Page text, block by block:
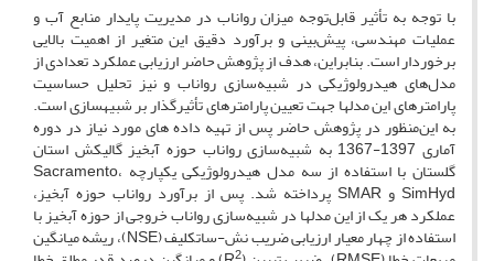
با توجه به تأثیر قابل‌توجه میزان رواناب در مدیریت پایدار منابع آب و
عملیات مهندسی، پیش‌بینی و برآورد دقیق این متغیر از اهمیت بالایی
برخوردار است. بنابراین، هدف از پژوهش حاضر ارزیابی عملکرد تعدادی از
مدل‌های هیدرولوژیکی در شبیه‌سازی رواناب و نیز تحلیل حساسیت
پارامترهای این مدل‏ها جهت تعیین پارامترهای تأثیرگذار بر شبیه‎سازی است.
به این‌منظور در پژوهش حاضر پس از تهیه داده‏ های مورد نیاز در دوره
آماری 1397-1367 به شبیه‌سازی رواناب حوزه آبخیز گالیکش استان
گلستان با استفاده از سه مدل هیدرولوژیکی یکپارچه Sacramento،
SimHyd و SMAR پرداخته شد. پس از برآورد رواناب حوزه آبخیز،
عملکرد هر یک از این مدل‏ها در شبیه‌سازی رواناب خروجی از حوزه آبخیز با
استفاده از چهار معیار ارزیابی ضریب نش-ساتکلیف (NSE)، ریشه میانگین
2